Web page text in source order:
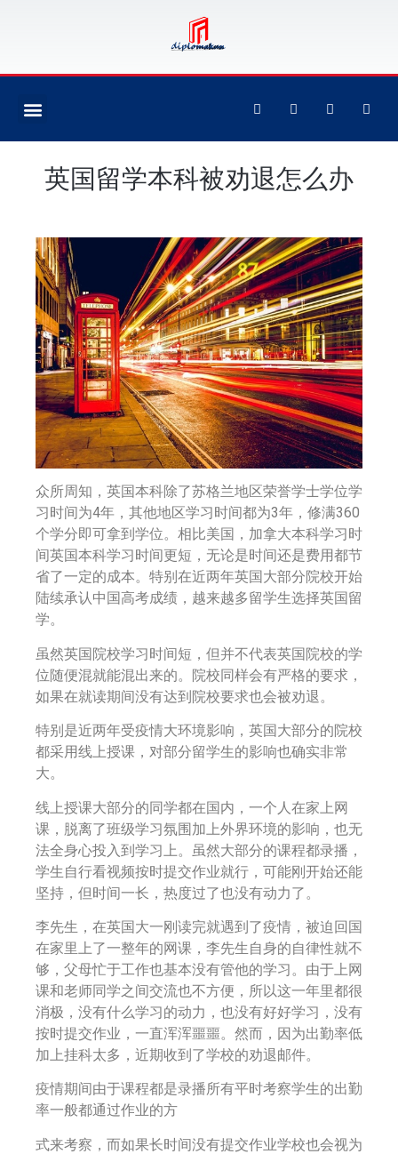
英国留学本科被劝退怎么办
众所周知，英国本科除了苏格兰地区荣誉学士学位学
习时间为4年，其他地区学习时间都为3年，修满360
个学分即可拿到学位。相比美国，加拿大本科学习时
间英国本科学习时间更短，无论是时间还是费用都节
省了一定的成本。特别在近两年英国大部分院校开始
陆续承认中国高考成绩，越来越多留学生选择英国留
学。
虽然英国院校学习时间短，但并不代表英国院校的学
位随便混就能混出来的。院校同样会有严格的要求，
如果在就读期间没有达到院校要求也会被劝退。
特别是近两年受疫情大环境影响，英国大部分的院校
都采用线上授课，对部分留学生的影响也确实非常
大。
线上授课大部分的同学都在国内，一个人在家上网
课，脱离了班级学习氛围加上外界环境的影响，也无
法全身心投入到学习上。虽然大部分的课程都录播，
学生自行看视频按时提交作业就行，可能刚开始还能
坚持，但时间一长，热度过了也没有动力了。
李先生，在英国大一刚读完就遇到了疫情，被迫回国
在家里上了一整年的网课，李先生自身的自律性就不
够，父母忙于工作也基本没有管他的学习。由于上网
课和老师同学之间交流也不方便，所以这一年里都很
消极，没有什么学习的动力，也没有好好学习，没有
按时提交作业，一直浑浑噩噩。然而，因为出勤率低
加上挂科太多，近期收到了学校的劝退邮件。
疫情期间由于课程都是录播所有平时考察学生的出勤
率一般都通过作业的方
式来考察，而如果长时间没有提交作业学校也会视为